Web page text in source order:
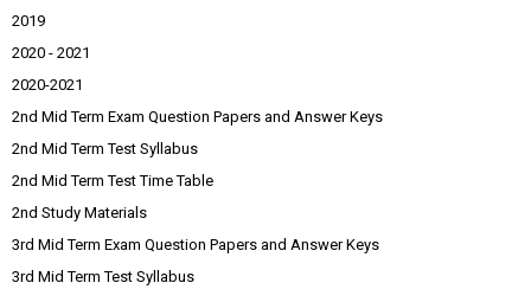
2019
2020 - 2021
2020-2021
2nd Mid Term Exam Question Papers and Answer Keys
2nd Mid Term Test Syllabus
2nd Mid Term Test Time Table
2nd Study Materials
3rd Mid Term Exam Question Papers and Answer Keys
3rd Mid Term Test Syllabus